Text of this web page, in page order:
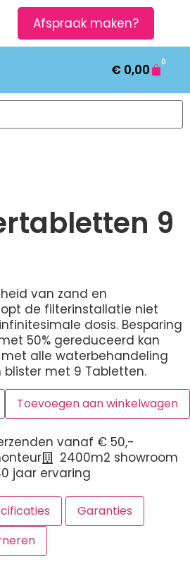
Afspraak maken?
€0,00 0
9
van zand en
de filterinstallatie niet
dosis. Besparing
50% gereduceerd kan
alle waterbehandeling
blister met 9 Tabletten.
Toevoegen aan winkelwagen
vanaf € 50,-
2400m2 showroom
jaar ervaring
Garanties